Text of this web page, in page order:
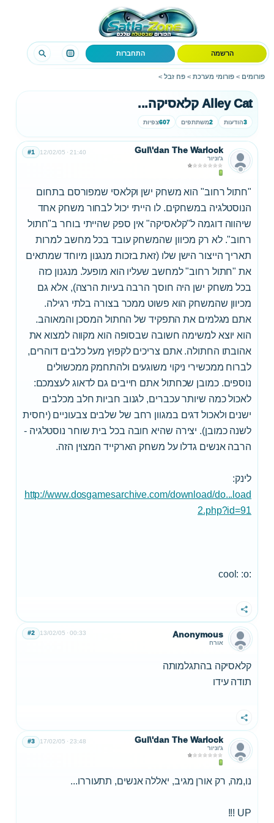
הרשמה התחברות
פורומים > פורומי מערכת > פח זבל >
Alley Cat קלאסיקה...
3הודעות 2משתתפים 607צפיות
Gul\'dan The Warlock
ג'וניור
12/02/05 21:40
#1
"חתול רחוב" הוא משחק ישן וקלאסי שמפורסם בתחום
הנוסטלגיה במשחקים. לו הייתי יכול לבחור משחק אחד
שיהווה דוגמה ל"קלאסיקה" אין ספק שהייתי בוחר ב"חתול
רחוב". לא רק מכיוון שהמשחק עובד בכל מחשב למרות
תאריך הייצור הישן שלו (זאת בזכות מנגנון מיוחד שמתאים
את "חתול רחוב" למחשב שעליו הוא מופעל. מנגנון כזה
בכל משחק ישן היה חוסך הרבה בעיות הרצה), אלא גם
מכיוון שהמשחק הוא פשוט ממכר בצורה בלתי רגילה.
אתם מגלמים את התפקיד של החתול המסכן והמאוהב.
הוא יוצא למשימה חשובה שבסופה הוא מקווה למצוא את
אהובתו החתולה. אתם צריכים לקפוץ מעל כלבים דוהרים,
לברוח ממכשירי ניקוי משוגעים ולהתחמק ממכשולים
נוספים. כמובן שכחתול אתם חייבים גם לדאוג לעצמכם:
לאכול כמה שיותר עכברים, לגנוב חביות חלב מכלבים
ישנים ולאכול דגים במגוון רחב של שלבים צבעוניים (יחסית
לשנה כמובן). יצירה שהיא חובה בכל בית שוחר נוסטלגיה -
הרבה אנשים גדלו על משחק הארקייד המצוין הזה.
לינק:
http://www.dosgamesarchive.com/download/do...load
2.php?id=91
:cool: :o
שתף
Anonymous
אורח
13/02/05 00:33
#2
קלאסיקה בהתגלמותה
תודה עידו
שתף
Gul\'dan The Warlock
ג'וניור
17/02/05 23:48
#3
נו,מה, רק אורן מגיב, יאללה אנשים, תתעוררו...
UP !!!